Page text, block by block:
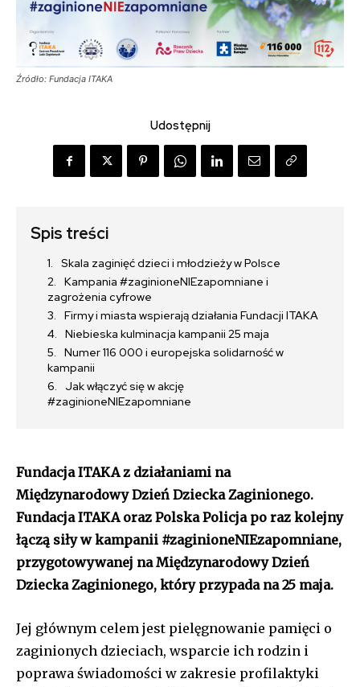
Źródło: Fundacja ITAKA
Udostępnij
Spis treści
Skala zaginięć dzieci i młodzieży w Polsce
Kampania #zaginioneNIEzapomniane i
zagrożenia cyfrowe
Firmy i miasta wspierają działania Fundacji ITAKA
Niebieska kulminacja kampanii 25 maja
Numer 116 000 i europejska solidarność w
kampanii
Jak włączyć się w akcję
#zaginioneNIEzapomniane
Fundacja ITAKA z działaniami na
Międzynarodowy Dzień Dziecka Zaginionego.
Fundacja ITAKA oraz Polska Policja po raz kolejny
łączą siły w kampanii #zaginioneNIEzapomniane,
przygotowywanej na Międzynarodowy Dzień
Dziecka Zaginionego, który przypada na 25 maja.
Jej głównym celem jest pielęgnowanie pamięci o
zaginionych dzieciach, wsparcie ich rodzin i
poprawa świadomości w zakresie profilaktyki